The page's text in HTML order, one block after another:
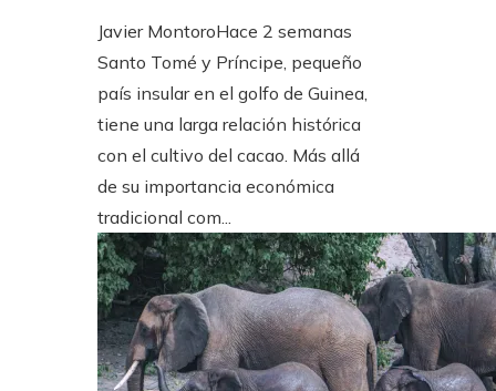
Javier MontoroHace 2 semanas
Santo Tomé y Príncipe, pequeño
país insular en el golfo de Guinea,
tiene una larga relación histórica
con el cultivo del cacao. Más allá
de su importancia económica
tradicional com...